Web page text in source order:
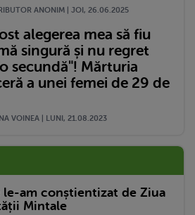
ANONIM | JOI, 26.06.2025
alegerea mea să fiu
singură și nu regret
secundă"! Mărturia
a unei femei de 29 de
VOINEA | LUNI, 21.08.2023
am conștientizat de Ziua
Mintale